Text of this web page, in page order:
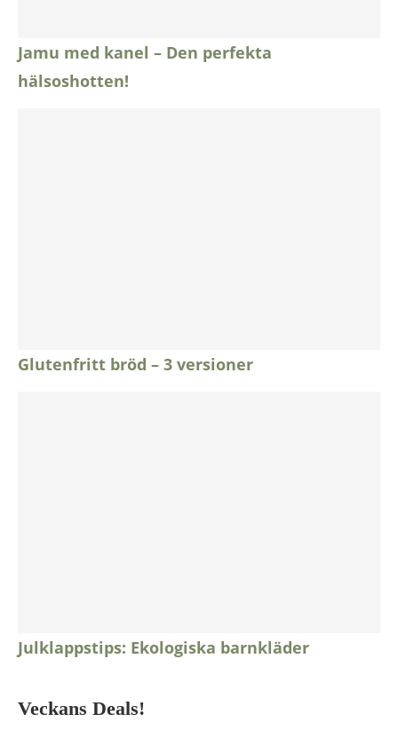
Jamu med kanel – Den perfekta
hälsoshotten!
Glutenfritt bröd – 3 versioner
Julklappstips: Ekologiska barnkläder
Veckans Deals!